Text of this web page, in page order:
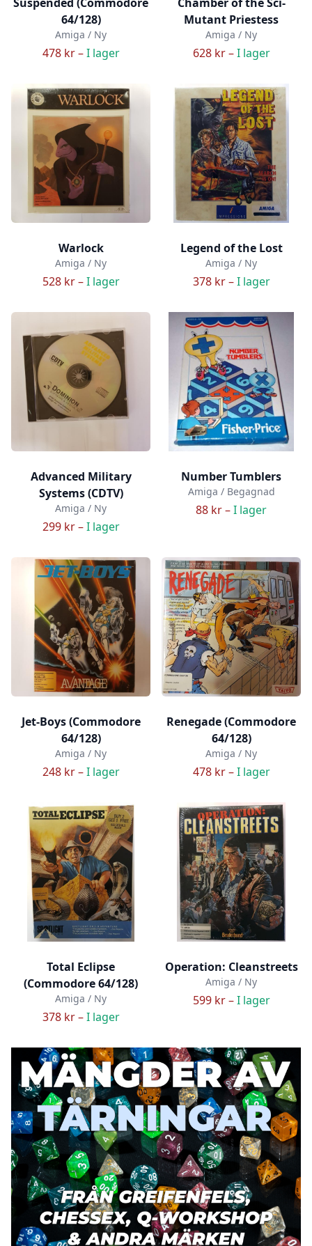
64/128)
Amiga / Ny
478 kr –I lager
Mutant Priestess
Amiga / Ny
628 kr –I lager
Warlock
Amiga / Ny
528 kr –I lager
Legend of the Lost
Amiga / Ny
378 kr –I lager
Advanced Military
Systems (CDTV)
Amiga / Ny
299 kr –I lager
Number Tumblers
Amiga / Begagnad
88 kr –I lager
Jet-Boys (Commodore
64/128)
Amiga / Ny
248 kr –I lager
Renegade (Commodore
64/128)
Amiga / Ny
478 kr –I lager
Total Eclipse
(Commodore 64/128)
Amiga / Ny
378 kr –I lager
Operation: Cleanstreets
Amiga / Ny
599 kr –I lager